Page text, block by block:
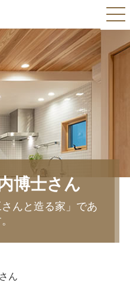
博士さん
んと造る家」であ
ん